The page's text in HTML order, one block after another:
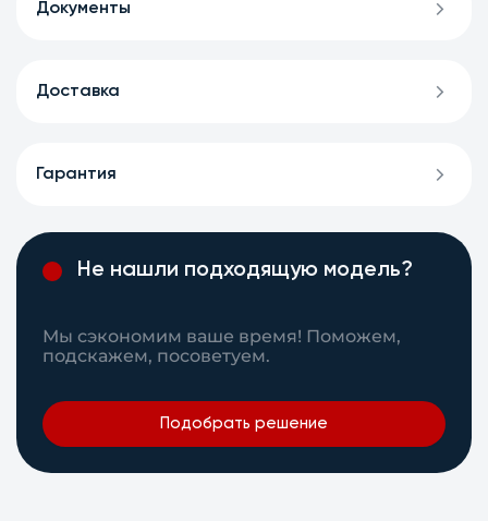
Документы
Доставка
Гарантия
Не нашли подходящую модель?
Мы сэкономим ваше время! Поможем,
подскажем, посоветуем.
Подобрать решение